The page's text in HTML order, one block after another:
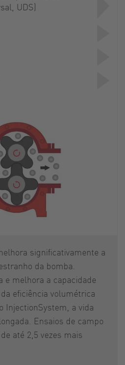
UDS)
significativamente a
da bomba.
e melhora a capacidade
eficiência volumétrica
InjectionSystem, a vida
Ensaios de campo
até 2,5 vezes mais